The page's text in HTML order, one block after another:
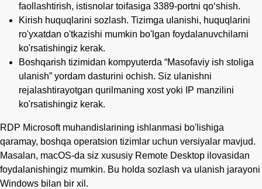
faollashtirish, istisnolar toifasiga 3389-portni qo‘shish.
Kirish huquqlarini sozlash. Tizimga ulanishi, huquqlarini
ro'yxatdan o'tkazishi mumkin bo'lgan foydalanuvchilarni
ko'rsatishingiz kerak.
Boshqarish tizimidan kompyuterda “Masofaviy ish stoliga
ulanish” yordam dasturini ochish. Siz ulanishni
rejalashtirayotgan qurilmaning xost yoki IP manzilini
ko'rsatishingiz kerak.
RDP Microsoft muhandislarining ishlanmasi bo'lishiga
qaramay, boshqa operatsion tizimlar uchun versiyalar mavjud.
Masalan, macOS-da siz xususiy Remote Desktop ilovasidan
foydalanishingiz mumkin. Bu holda sozlash va ulanish jarayoni
Windows bilan bir xil.